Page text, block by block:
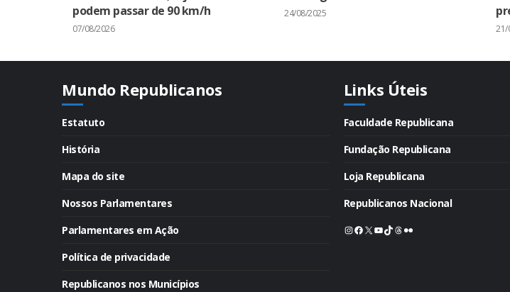
podem passar de 90 km/h
07/08/2026
24/08/2025
21/
Mundo Republicanos
Estatuto
História
Mapa do site
Nossos Parlamentares
Parlamentares em Ação
Política de privacidade
Republicanos nos Municípios
Links Úteis
Faculdade Republicana
Fundação Republicana
Loja Republicana
Republicanos Nacional
Instagram
Facebook
X Youtube
TikTok
Threads
Flickr